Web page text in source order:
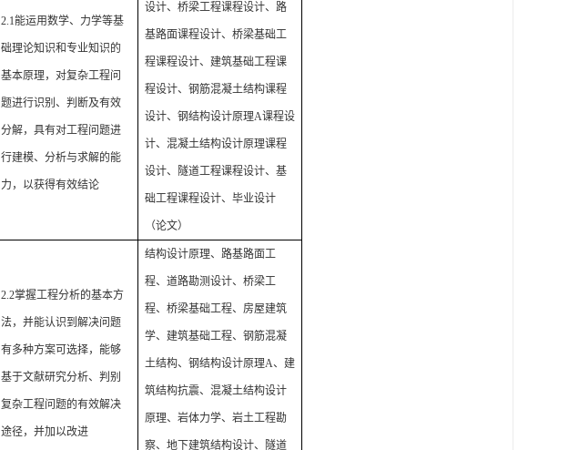
2.1能运用数学、力学等基
础理论知识和专业知识的
基本原理，对复杂工程问
题进行识别、判断及有效
分解，具有对工程问题进
行建模、分析与求解的能
力，以获得有效结论
设计、桥梁工程课程设计、路
基路面课程设计、桥梁基础工
程课程设计、建筑基础工程课
程设计、钢筋混凝土结构课程
设计、钢结构设计原理A课程设
计、混凝土结构设计原理课程
设计、隧道工程课程设计、基
础工程课程设计、 毕业设计
（论文）
2.2掌握工程分析的基本方
法，并能认识到解决问题
有多种方案可选择，能够
基于文献研究分析、判别
复杂工程问题的有效解决
途径，并加以改进
结构设计原理、路基路面工
程、道路勘测设计、桥梁工
程、桥梁基础工程、房屋建筑
学、建筑基础工程、钢筋混凝
土结构、钢结构设计原理A、建
筑结构抗震、混凝土结构设计
原理、岩体力学、岩土工程勘
察、地下建筑结构设计、隧道